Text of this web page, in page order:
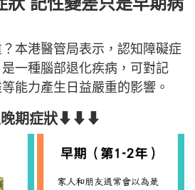
本港醫管局表示，認知障礙症
是一種腦部退化疾病，可對記
能力產生日益嚴重的影響。
晚期症狀⬇⬇⬇